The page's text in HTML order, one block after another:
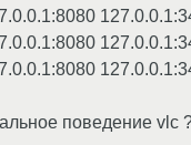
поведение vlc